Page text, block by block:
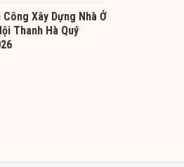
Công Xây Dựng Nhà Ở
Thanh Hà Quý